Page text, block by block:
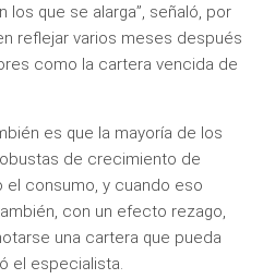
los que se alarga”, señaló, por
reflejar varios meses después
como la cartera vencida de
es que la mayoría de los
de crecimiento de
consumo, y cuando eso
con un efecto rezago,
una cartera que pueda
el especialista.